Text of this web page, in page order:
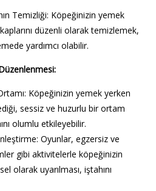
Temizliği: Köpeğinizin yemek
düzenli olarak temizlemek,
yardımcı olabilir.
:
: Köpeğinizin yemek yerken
sessiz ve huzurlu bir ortam
olumlu etkileyebilir.
: Oyunlar, egzersiz ve
gibi aktivitelerle köpeğinizin
olarak uyarılması, iştahını